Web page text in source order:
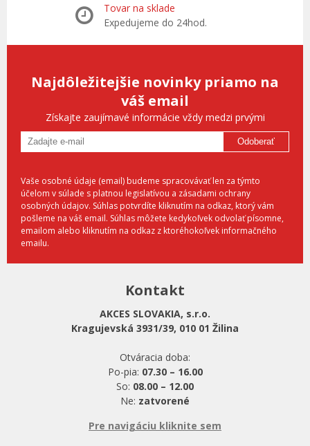
Tovar na sklade
Expedujeme do 24hod.
Najdôležitejšie novinky priamo na
váš email
Získajte zaujímavé informácie vždy medzi prvými
Odoberať
Vaše osobné údaje (email) budeme spracovávať len za týmto
účelom v súlade s platnou legislatívou a zásadami ochrany
osobných údajov. Súhlas potvrdíte kliknutím na odkaz, ktorý vám
pošleme na váš email. Súhlas môžete kedykoľvek odvolať písomne,
emailom alebo kliknutím na odkaz z ktoréhokoľvek informačného
emailu.
Kontakt
AKCES SLOVAKIA, s.r.o.
Kragujevská 3931/39, 010 01 Žilina
Otváracia doba:
Po-pia: 07.30 – 16.00
So: 08.00 – 12.00
Ne: zatvorené
Pre navigáciu kliknite sem